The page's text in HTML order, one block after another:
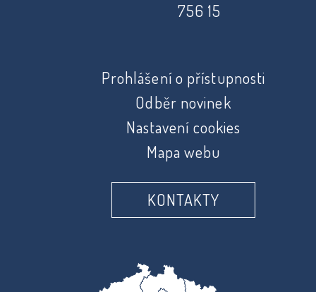
756 15
Prohlášení o přístupnosti
Odběr novinek
Nastavení cookies
Mapa webu
KONTAKTY